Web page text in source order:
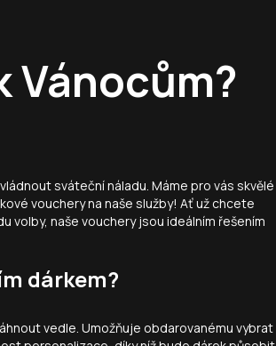
Vánocům?
sváteční náladu. Máme pro vás skvělé
vouchery na naše služby! Ať už chcete
volby, naše vouchery jsou ideálním řešením
dárkem?
vedle. Umožňuje obdarovanému vybrat